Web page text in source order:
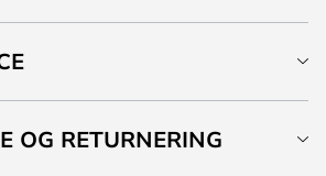
OG RETURNERING